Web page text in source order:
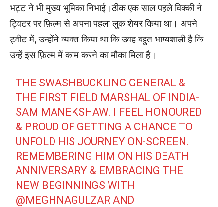
भट्ट ने भी मुख्य भूमिका निभाई।ठीक एक साल पहले विक्की ने
ट्विटर पर फ़िल्म से अपना पहला लुक शेयर किया था। अपने
ट्वीट में, उन्होंने व्यक्त किया था कि उवह बहुत भाग्यशाली है कि
उन्हें इस फ़िल्म में काम करने का मौका मिला है।
THE SWASHBUCKLING GENERAL &
THE FIRST FIELD MARSHAL OF INDIA-
SAM MANEKSHAW. I FEEL HONOURED
& PROUD OF GETTING A CHANCE TO
UNFOLD HIS JOURNEY ON-SCREEN.
REMEMBERING HIM ON HIS DEATH
ANNIVERSARY & EMBRACING THE
NEW BEGINNINGS WITH
@MEGHNAGULZAR AND